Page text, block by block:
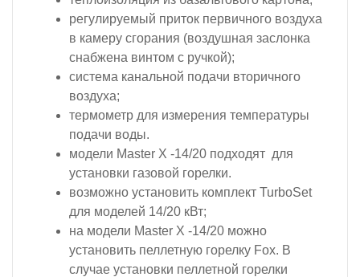
регулируемый приток первичного воздуха
в камеру сгорания (воздушная заслонка
снабжена винтом с ручкой);
система канальной подачи вторичного
воздуха;
термометр для измерения температуры
подачи воды.
модели Master X -14/20 подходят для
установки газовой горелки.
возможно установить комплект TurboSet
для моделей 14/20 кВт;
на модели Master X -14/20 можно
установить пеллетную горелку Fox. В
случае установки пеллетной горелки